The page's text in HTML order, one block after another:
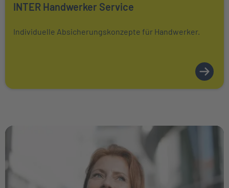
INTER Handwerker Service
Individuelle Absicherungskonzepte für Handwerker.
Weiter zu PKV-Wissen